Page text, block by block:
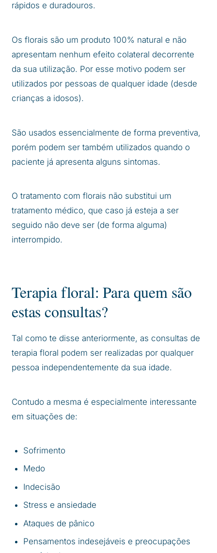
rápidos e duradouros.
Os florais são um produto 100% natural e não
apresentam nenhum efeito colateral decorrente
da sua utilização. Por esse motivo podem ser
utilizados por pessoas de qualquer idade (desde
crianças a idosos).
São usados essencialmente de forma preventiva,
porém podem ser também utilizados quando o
paciente já apresenta alguns sintomas.
O tratamento com florais não substitui um
tratamento médico, que caso já esteja a ser
seguido não deve ser (de forma alguma)
interrompido.
Terapia floral: Para quem são
estas consultas?
Tal como te disse anteriormente, as consultas de
terapia floral podem ser realizadas por qualquer
pessoa independentemente da sua idade.
Contudo a mesma é especialmente interessante
em situações de:
Sofrimento
Medo
Indecisão
Stress e ansiedade
Ataques de pânico
Pensamentos indesejáveis e preocupações